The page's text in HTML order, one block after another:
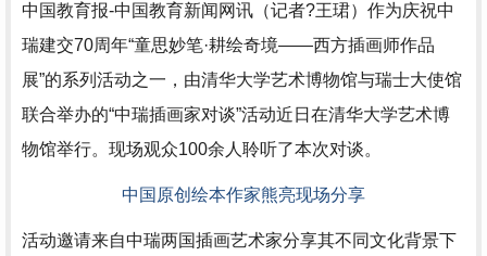
中国教育报-中国教育新闻网讯（记者?王珺）作为庆祝中
瑞建交70周年“童思妙笔·耕绘奇境——西方插画师作品
展”的系列活动之一，由清华大学艺术博物馆与瑞士大使馆
联合举办的“中瑞插画家对谈”活动近日在清华大学艺术博
物馆举行。现场观众100余人聆听了本次对谈。
中国原创绘本作家熊亮现场分享
活动邀请来自中瑞两国插画艺术家分享其不同文化背景下